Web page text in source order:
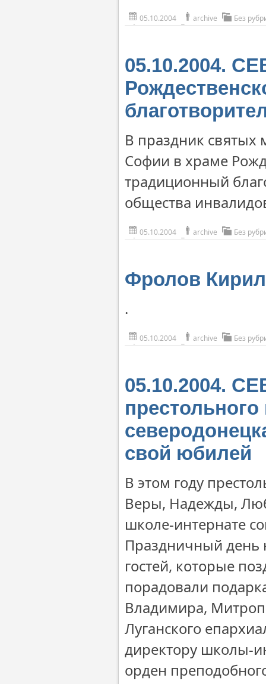
05.10.2004 archive Без
05.10.2004.
В праздник
Софии в храме
традиционный
общества
05.10.2004 archive Без
Фролов
.
05.10.2004 archive Без
05.10.2004.
свой юбилей
В этом году
Веры, Надежды,
школе-интернате
Праздничный день
гостей, которые
порадовали
Владимира,
Луганского
директору школы-
орден